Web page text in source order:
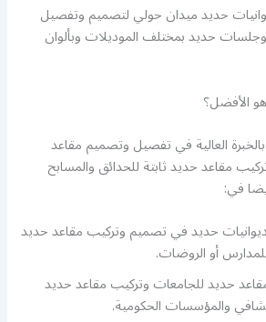
حديد ميدان حولي لتصميم وتفصيل
حديد بمختلف الموديلات وبألوان
الأفضل؟
العالية في تفصيل وتصميم مقاعد
مقاعد حديد ثابتة للحدائق والمسابح
في:
حديد في تصميم وتركيب مقاعد حديد
أو الروضات.
حديد للجامعات وتركيب مقاعد حديد
والمؤسسات الحكومية.